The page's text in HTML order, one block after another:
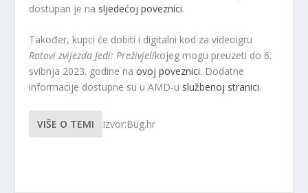
dostupan je na sljedećoj poveznici.
Također, kupci će dobiti i digitalni kod za videoigru
Ratovi zvijezda Jedi: Preživjelikojeg mogu preuzeti do 6.
svibnja 2023. godine naovoj poveznici. Dodatne
informacije dostupne su u AMD-u službenoj stranici.
VIŠE O TEMI Izvor:Bug.hr